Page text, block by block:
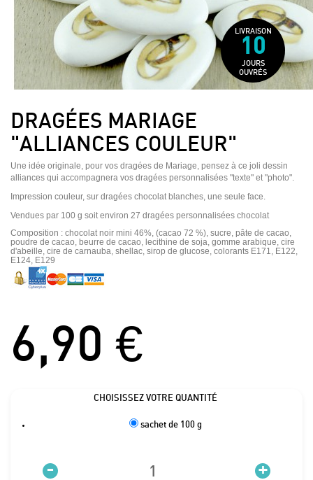
LIVRAISON
10
JOURS
OUVRÉS
DRAGÉES MARIAGE
"ALLIANCES COULEUR"
Une idée originale, pour vos dragées de Mariage, pensez à ce joli dessin
alliances qui accompagnera vos dragées personnalisées "texte" et "photo".
Impression couleur, sur dragées chocolat blanches, une seule face.
Vendues par 100 g soit environ 27 dragées personnalisées chocolat
Composition : chocolat noir mini 46%, (cacao 72 %), sucre, pâte de cacao,
poudre de cacao, beurre de cacao, lecithine de soja, gomme arabique, cire
d'abeille, cire de carnauba, shellac, sirop de glucose, colorants E171, E122,
E124, E129
6,90 €
CHOISISSEZ VOTRE QUANTITÉ
sachet de 100 g
- +